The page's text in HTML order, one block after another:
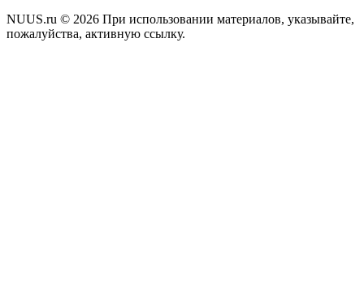
NUUS.ru © 2026 При использовании материалов, указывайте,
пожалуйства, активную ссылку.